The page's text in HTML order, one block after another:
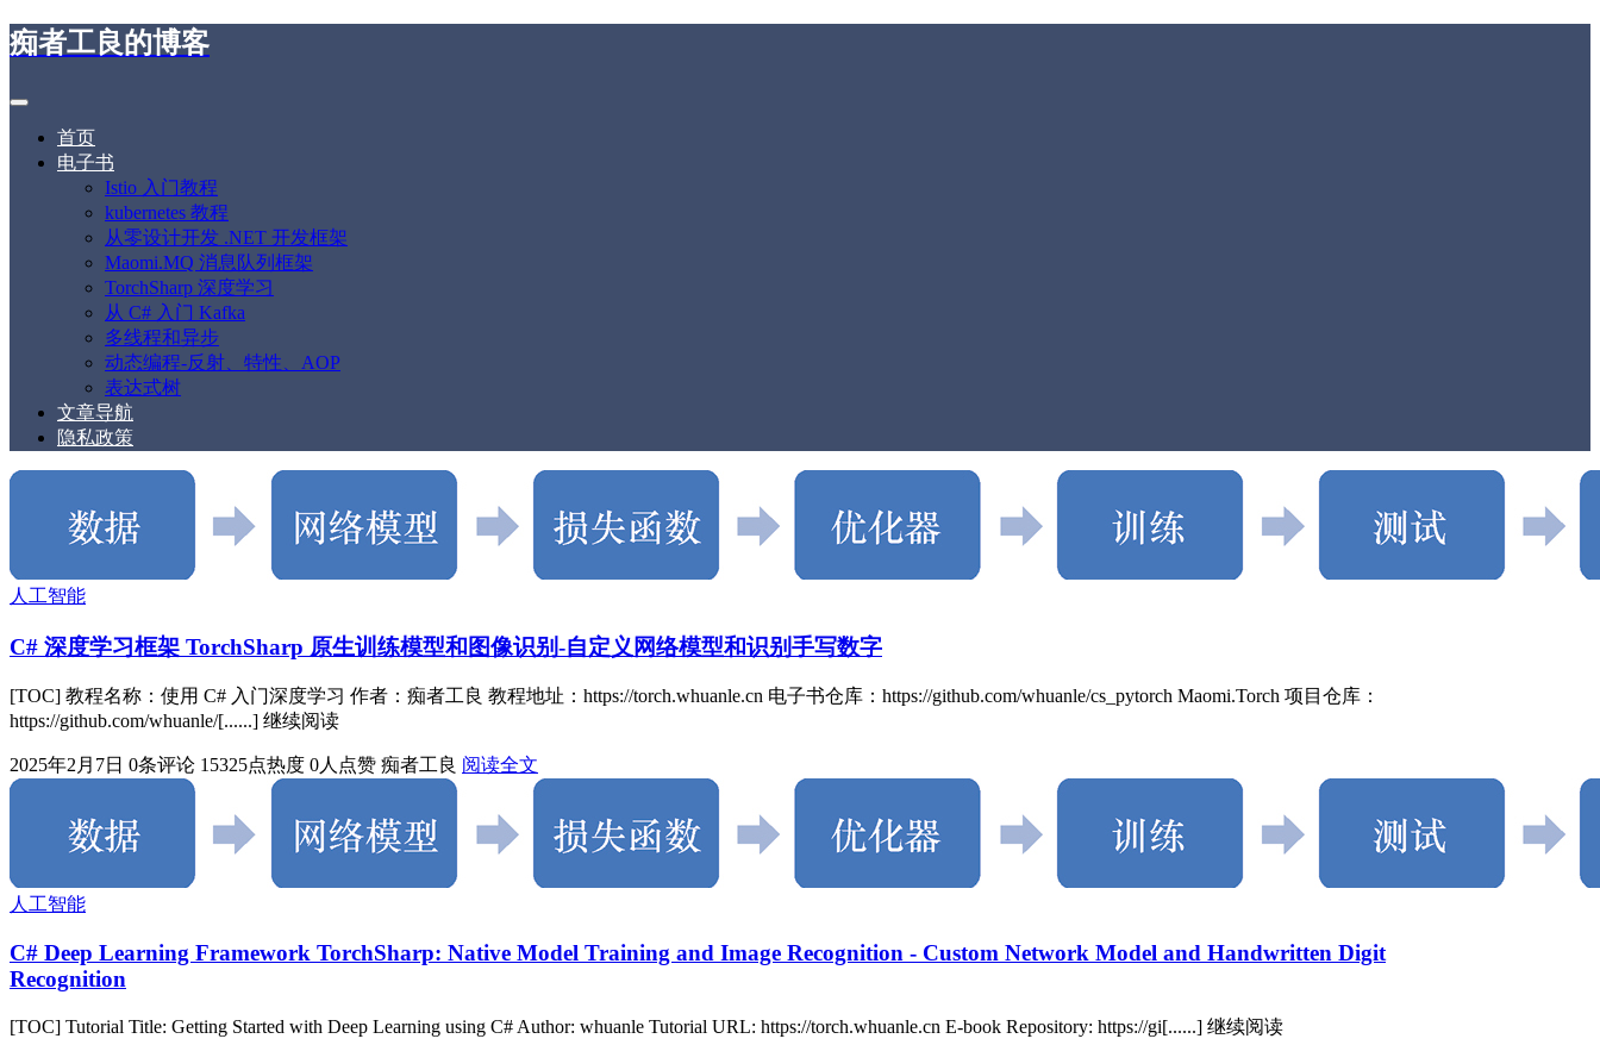
痴者工良的博客
首页
电子书
Istio 入门教程
kubernetes 教程
从零设计开发 .NET 开发框架
Maomi.MQ 消息队列框架
TorchSharp 深度学习
从 C# 入门 Kafka
多线程和异步
动态编程-反射、特性、AOP
表达式树
文章导航
隐私政策
人工智能
C# 深度学习框架 TorchSharp 原生训练模型和图像识别-自定义网络模型和识别手写数字
[TOC] 教程名称：使用 C# 入门深度学习 作者：痴者工良 教程地址：https://torch.whuanle.cn 电子书仓库：https://github.com/whuanle/cs_pytorch Maomi.Torch 项目仓库：
https://github.com/whuanle/[......] 继续阅读
2025年2月7日 0条评论 15325点热度 0人点赞 痴者工良 阅读全文
人工智能
C# Deep Learning Framework TorchSharp: Native Model Training and Image Recognition - Custom Network Model and Handwritten Digit
Recognition
[TOC] Tutorial Title: Getting Started with Deep Learning using C# Author: whuanle Tutorial URL: https://torch.whuanle.cn E-book Repository: https://gi[......] 继续阅读